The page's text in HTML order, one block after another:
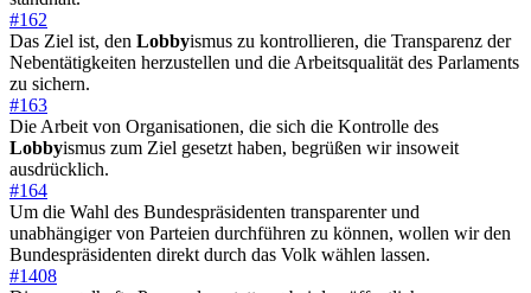
#162
Das Ziel ist, den Lobbyismus zu kontrollieren, die Transparenz der
Nebentätigkeiten herzustellen und die Arbeitsqualität des Parlaments
zu sichern.
#163
Die Arbeit von Organisationen, die sich die Kontrolle des
Lobbyismus zum Ziel gesetzt haben, begrüßen wir insoweit
ausdrücklich.
#164
Um die Wahl des Bundespräsidenten transparenter und
unabhängiger von Parteien durchführen zu können, wollen wir den
Bundespräsidenten direkt durch das Volk wählen lassen.
#1408